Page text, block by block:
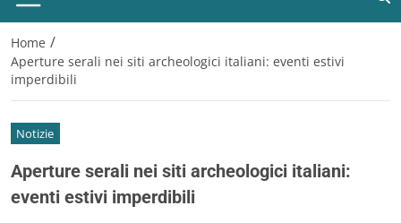
Home /
Aperture serali nei siti archeologici italiani: eventi estivi
imperdibili
Notizie
Aperture serali nei siti archeologici italiani:
eventi estivi imperdibili